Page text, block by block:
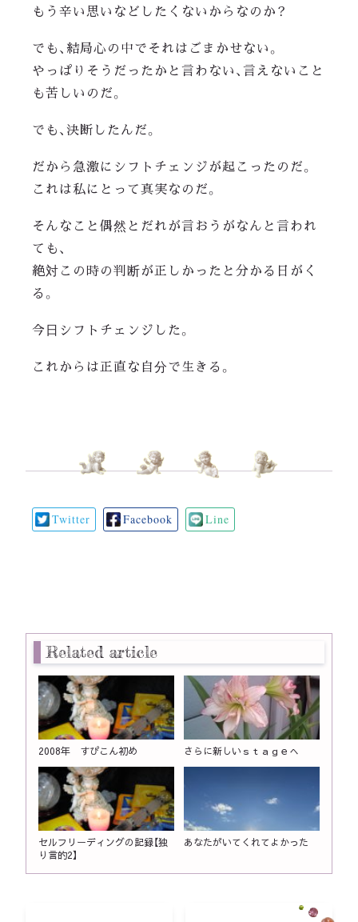
もう辛い思いなどしたくないからなのか？
でも、結局心の中でそれはごまかせない。
やっぱりそうだったかと言わない、言えないこと
も苦しいのだ。
でも、決断したんだ。
だから急激にシフトチェンジが起こったのだ。
これは私にとって真実なのだ。
そんなこと偶然とだれが言おうがなんと言われ
ても、
絶対この時の判断が正しかったと分かる日がく
る。
今日シフトチェンジした。
これからは正直な自分で生きる。
Twitter Facebook Line
Related article
2008年 すぴこん初め さらに新しいｓｔａｇｅへ
セルフリーディングの記録【独
り言的2】
あなたがいてくれてよかった